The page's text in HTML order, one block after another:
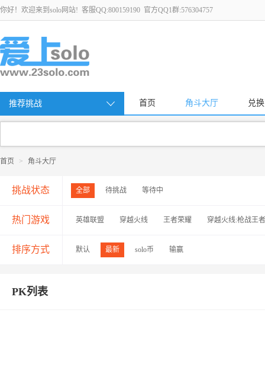
你好！欢迎来到solo网站! 客服QQ:800159190 官方QQ1群:576304757
推荐挑战 首页 角斗大厅 兑
首页 > 角斗大厅
挑战状态 全部 待挑战 等待中
热门游戏 英雄联盟 穿越火线 王者荣耀 穿越火线:枪战王者
排序方式 默认 最新 solo币 输赢
PK列表